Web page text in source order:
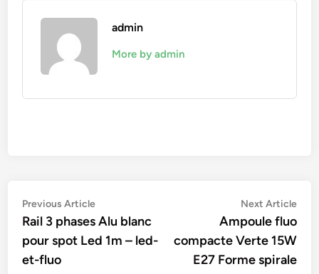
admin
More by admin
Navigation
de
l’article
Previous ArticlePrevious
article:
Rail 3 phases Alu blanc
pour spot Led 1m – led-
et-fluo
Next Article
Ampoule fluo
compacte Verte 15W
E27 Forme spirale